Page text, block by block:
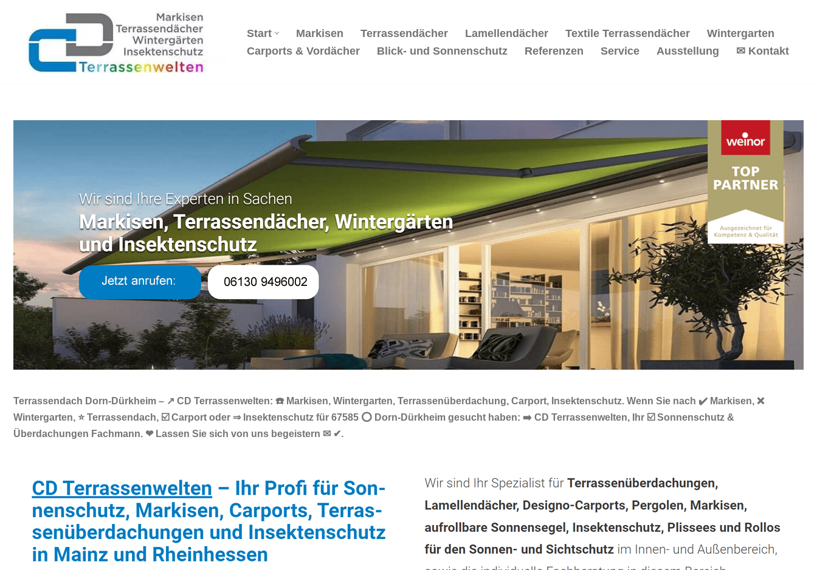
springen
Start Markisen Terrassendächer Lamellendächer Textile Terrassendächer
Wintergarten
Carports & Vordächer
Blick- und Sonnenschutz Referenzen Service Ausstellung ✉ Kontakt
Terrassendach Dorn-Dürkheim – ↗️ CD Terrassenwelten: ☎️ Markisen, Wintergarten, Terrassenüberdachung, Carport, Insektenschutz. Wenn Sie nach ✔️ Markisen, ❌
Wintergarten, ⭐ Terrassendach, ☑️ Carport oder ⇒ Insektenschutz für 67585 ⭕ Dorn-Dürkheim gesucht haben: ➡️ CD Terrassenwelten, Ihr ☑️ Sonnenschutz &
Überdachungen Fachmann. ❤ Lassen Sie sich von uns begeistern ✉ ✔.